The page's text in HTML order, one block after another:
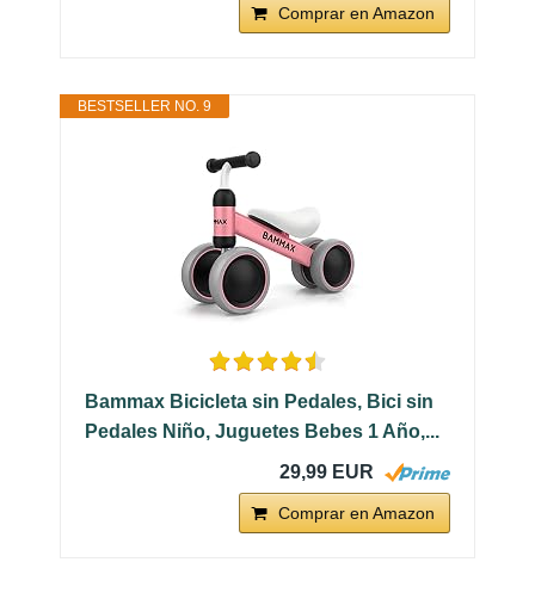
Comprar en Amazon
BESTSELLER NO. 9
Bammax Bicicleta sin Pedales, Bici sin
Pedales Niño, Juguetes Bebes 1 Año,...
29,99 EUR
Comprar en Amazon